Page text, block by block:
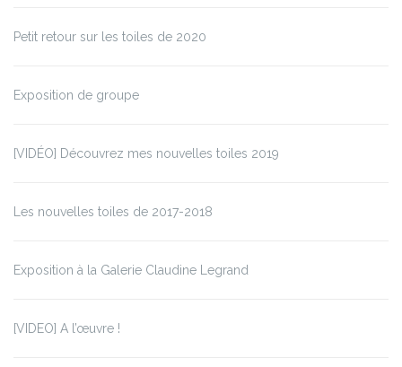
Petit retour sur les toiles de 2020
Exposition de groupe
[VIDÉO] Découvrez mes nouvelles toiles 2019
Les nouvelles toiles de 2017-2018
Exposition à la Galerie Claudine Legrand
[VIDEO] A l’œuvre !